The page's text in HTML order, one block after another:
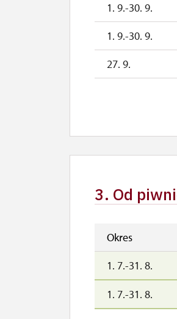
1. 9.-30. 9.
1. 9.-30. 9.
27. 9.
3. Od
Okres
1. 7.-31. 8.
1. 7.-31. 8.